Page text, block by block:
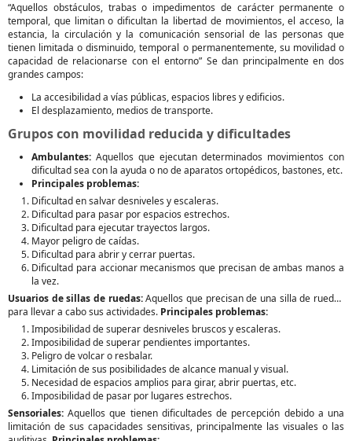
“Aquellos obstáculos, trabas o impedimentos de carácter permanente o
temporal, que limitan o dificultan la libertad de movimientos, el acceso, la
estancia, la circulación y la comunicación sensorial de las personas que
tienen limitada o disminuido, temporal o permanentemente, su movilidad o
capacidad de relacionarse con el entorno” Se dan principalmente en dos
grandes campos:
La accesibilidad a vías públicas, espacios libres y edificios.
El desplazamiento, medios de transporte.
Grupos con movilidad reducida y dificultades
Ambulantes: Aquellos que ejecutan determinados movimientos con
dificultad sea con la ayuda o no de aparatos ortopédicos, bastones, etc.
Principales problemas:
Dificultad en salvar desniveles y escaleras.
Dificultad para pasar por espacios estrechos.
Dificultad para ejecutar trayectos largos.
Mayor peligro de caídas.
Dificultad para abrir y cerrar puertas.
Dificultad para accionar mecanismos que precisan de ambas manos a
la vez.
Usuarios de sillas de ruedas:Aquellos que precisan de una silla de ruedas
para llevar a cabo sus actividades. Principales problemas:
Imposibilidad de superar desniveles bruscos y escaleras.
Imposibilidad de superar pendientes importantes.
Peligro de volcar o resbalar.
Limitación de sus posibilidades de alcance manual y visual.
Necesidad de espacios amplios para girar, abrir puertas, etc.
Imposibilidad de pasar por lugares estrechos.
Sensoriales: Aquellos que tienen dificultades de percepción debido a una
limitación de sus capacidades sensitivas, principalmente las visuales o las